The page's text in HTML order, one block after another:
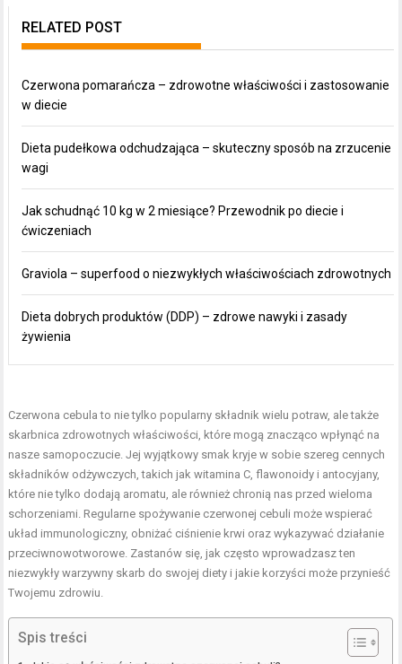
RELATED POST
Czerwona pomarańcza – zdrowotne właściwości i zastosowanie
w diecie
Dieta pudełkowa odchudzająca – skuteczny sposób na zrzucenie
wagi
Jak schudnąć 10 kg w 2 miesiące? Przewodnik po diecie i
ćwiczeniach
Graviola – superfood o niezwykłych właściwościach zdrowotnych
Dieta dobrych produktów (DDP) – zdrowe nawyki i zasady
żywienia
Czerwona cebula to nie tylko popularny składnik wielu potraw, ale także
skarbnica zdrowotnych właściwości, które mogą znacząco wpłynąć na
nasze samopoczucie. Jej wyjątkowy smak kryje w sobie szereg cennych
składników odżywczych, takich jak witamina C, flawonoidy i antocyjany,
które nie tylko dodają aromatu, ale również chronią nas przed wieloma
schorzeniami. Regularne spożywanie czerwonej cebuli może wspierać
układ immunologiczny, obniżać ciśnienie krwi oraz wykazywać działanie
przeciwnowotworowe. Zastanów się, jak często wprowadzasz ten
niezwykły warzywny skarb do swojej diety i jakie korzyści może przynieść
Twojemu zdrowiu.
Spis treści